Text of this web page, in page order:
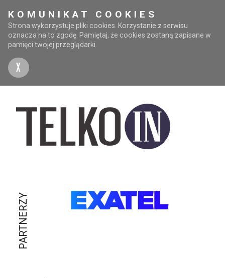
KOMUNIKAT COOKIES
Strona wykorzystuje pliki cookies. Korzystanie z serwisu
oznacza na to zgodę. Pamiętaj, że cookies zostaną zapisane w
pamięci twojej przeglądarki.
X
PARTNERZY